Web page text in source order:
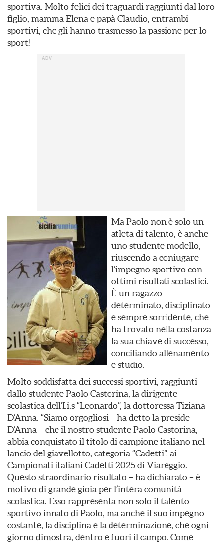
sportiva. Molto felici dei traguardi raggiunti dal loro
figlio, mamma Elena e papà Claudio, entrambi
sportivi, che gli hanno trasmesso la passione per lo
sport!
Ma Paolo non è solo un
atleta di talento, è anche
uno studente modello,
riuscendo a coniugare
l’impegno sportivo con
ottimi risultati scolastici.
È un ragazzo
determinato, disciplinato
e sempre sorridente, che
ha trovato nella costanza
la sua chiave di successo,
conciliando allenamento
e studio.
Molto soddisfatta dei successi sportivi, raggiunti
dallo studente Paolo Castorina, la dirigente
scolastica dell’I.i.s “Leonardo”, la dottoressa Tiziana
D’Anna. “Siamo orgogliosi – ha detto la preside
D’Anna – che il nostro studente Paolo Castorina,
abbia conquistato il titolo di campione italiano nel
lancio del giavellotto, categoria “Cadetti”, ai
Campionati italiani Cadetti 2025 di Viareggio.
Questo straordinario risultato – ha dichiarato – è
motivo di grande gioia per l’intera comunità
scolastica. Esso rappresenta non solo il talento
sportivo innato di Paolo, ma anche il suo impegno
costante, la disciplina e la determinazione, che ogni
giorno dimostra, dentro e fuori il campo. Come